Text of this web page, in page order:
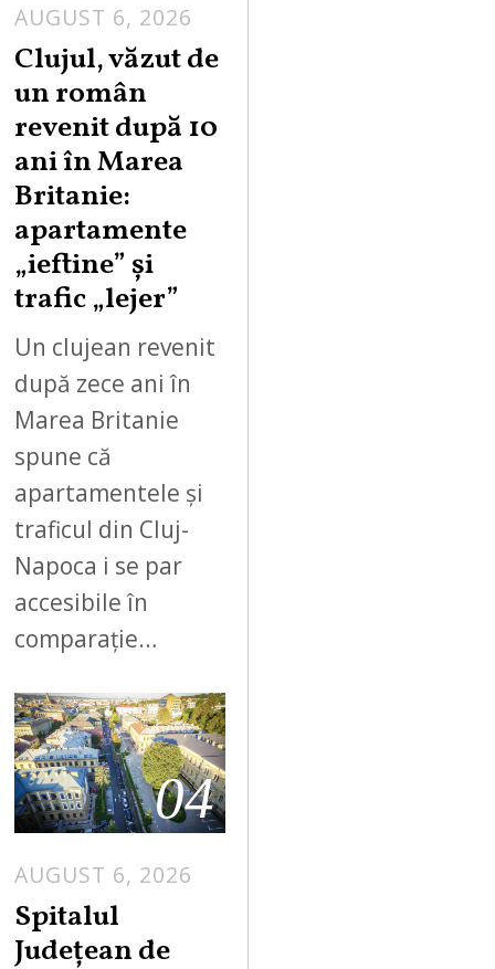
AUGUST 6, 2026
Clujul, văzut de
un român
revenit după 10
ani în Marea
Britanie:
apartamente
„ieftine” și
trafic „lejer”
Un clujean revenit
după zece ani în
Marea Britanie
spune că
apartamentele și
traficul din Cluj-
Napoca i se par
accesibile în
comparație…
04
AUGUST 6, 2026
Spitalul
Județean de